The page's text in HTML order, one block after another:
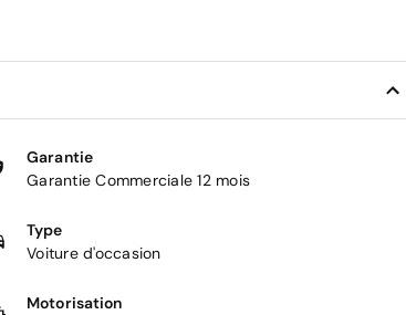
Garantie
Garantie Commerciale 12 mois
Type
Voiture d'occasion
Motorisation